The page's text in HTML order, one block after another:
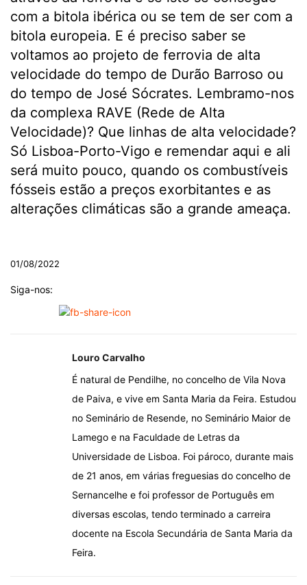
com a bitola ibérica ou se tem de ser com a
bitola europeia. E é preciso saber se
voltamos ao projeto de ferrovia de alta
velocidade do tempo de Durão Barroso ou
do tempo de José Sócrates. Lembramo-nos
da complexa RAVE (Rede de Alta
Velocidade)? Que linhas de alta velocidade?
Só Lisboa-Porto-Vigo e remendar aqui e ali
será muito pouco, quando os combustíveis
fósseis estão a preços exorbitantes e as
alterações climáticas são a grande ameaça.
01/08/2022
Siga-nos:
Louro Carvalho
É natural de Pendilhe, no concelho de Vila Nova
de Paiva, e vive em Santa Maria da Feira. Estudou
no Seminário de Resende, no Seminário Maior de
Lamego e na Faculdade de Letras da
Universidade de Lisboa. Foi pároco, durante mais
de 21 anos, em várias freguesias do concelho de
Sernancelhe e foi professor de Português em
diversas escolas, tendo terminado a carreira
docente na Escola Secundária de Santa Maria da
Feira.